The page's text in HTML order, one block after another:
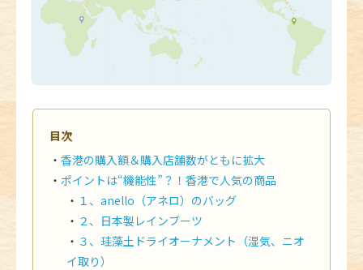
目次
香港の購入額＆購入店舗数がともに拡大
ポイントは“機能性”？！香港で人気の商品
１、anello（アネロ）のバッグ
２、日本製レインブーツ
３、珪藻土ドライオーナメント（湿気、ニオ
イ取り）